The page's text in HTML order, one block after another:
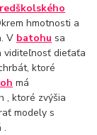
hmotnosti a
V batohu sa
viditeľnosť dieťaťa
ktoré
má
, ktoré zvýšia
modely s
.